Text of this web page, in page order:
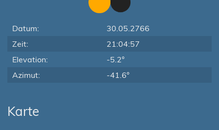
Datum:
30.05.2766
Zeit:
21:04:57
Elevation:
-5.2°
Azimut:
-41.6°
Karte